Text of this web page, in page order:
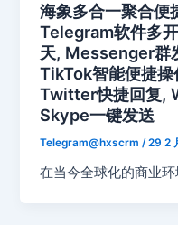
海象多合一聚合便
Telegram软件多
天, Messenger群
TikTok智能便捷操
Twitter快捷回复,
Skype一键发送
Telegram@hxscrm/29 2
在当今全球化的商业